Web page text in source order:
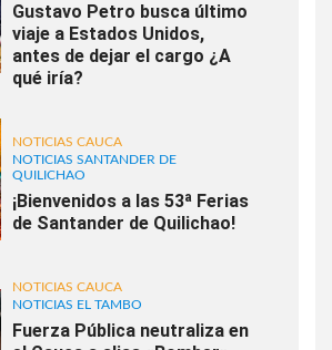
Gustavo Petro busca último
viaje a Estados Unidos,
antes de dejar el cargo ¿A
qué iría?
NOTICIAS CAUCA
NOTICIAS SANTANDER DE
QUILICHAO
¡Bienvenidos a las 53ª Ferias
de Santander de Quilichao!
NOTICIAS CAUCA
NOTICIAS EL TAMBO
Fuerza Pública neutraliza en